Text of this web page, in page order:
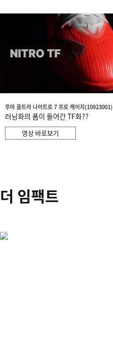
푸마 울트라 나이트로 7 프로 케이지(10923001)
러닝화의 폼이 들어간 TF화??
영상 바로보기
더 임팩트